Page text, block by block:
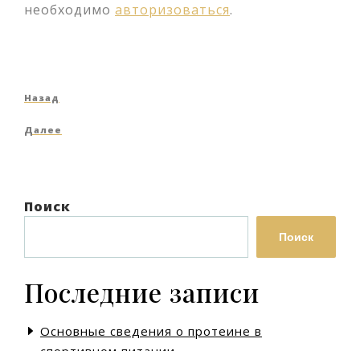
необходимо авторизоваться.
Навигация
по
Предыдущая
Назад
Следующая
Далее
Поиск
Поиск
Последние записи
Основные сведения о протеине в